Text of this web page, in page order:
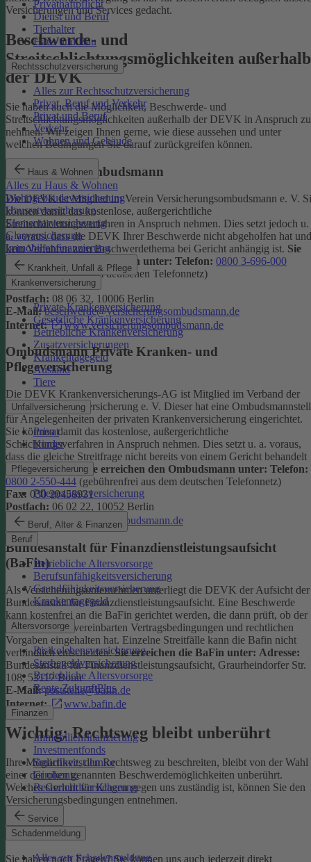
Privathaftpflicht
Dienst und Beruf
Tierhalter
Haus und Bau
Rechtsschutzversicherung
Alles zur Rechtsschutzversicherung
Privat, Beruf und Verkehr
Privat und Beruf
Verkehr
Wohnen und Gebäude
Haus & Wohnen
Alles zu Haus & Wohnen
Wohngebäudeversicherung
Hausratversicherung
Elementarversicherung
Glasversicherung
Immobilienfinanzierung
Krankheit, Unfall & Pflege
Krankenversicherung
Private Krankenversicherung
Gesetzliche Krankenversicherung
Betriebliche Krankenversicherung
Zusatzversicherungen
Krankentagegeld
Ausland
Tiere
Unfallversicherung
Privat
Kinder
Pflegeversicherung
Pflegezusatzversicherung
Beruf, Alter & Finanzen
Beruf
Betriebliche Altersvorsorge
Berufsunfähigkeitsversicherung
Grundfähigkeitsversicherung
Krankentagegeld
Altersvorsorge
Risikolebensversicherung
Sterbegeldversicherung
Betriebliche Altersvorsorge
Rente ZukunftPlus
Finanzen
Immobilienfinanzierung
Investmentfonds
SmartInvest Junior
Girokonto
Restschuldversicherung
Service
Schadenmeldung
Alles zur Schadenmeldung
Versicherungen und Services gedacht.
Beschwerde- und
Streitschlichtungsmöglichkeiten außerhalb
der DEVK
Sie haben auch die Möglichkeit, Beschwerde- und
Streitschlichtungsmöglichkeiten außerhalb der DEVK in Anspruch zu
nehmen. Wir zeigen Ihnen gerne, wie diese aussehen und unter
welchen Bedingungen Sie darauf zurückgreifen können.
Versicherungsombudsmann
Die DEVK ist Mitglied im Verein Versicherungsombudsmann e. V.
können damit das kostenlose, außergerichtliche
Streitschlichtungsverfahren in Anspruch nehmen. Dies setzt jedoch u.
a. voraus, dass die DEVK Ihrer Beschwerde nicht abgeholfen hat und
kein Verfahren zum Beschwerdethema bei Gericht anhängig ist. Sie
erreichen den Ombudsmann unter: Telefon: 0800 3-696-000
(gebührenfrei aus dem deutschen Telefonnetz)
Fax:0800 3-699-000
Postfach: 08 06 32, 10006 Berlin
E-Mail:beschwerde@versicherungsombudsmann.de
Internet:
www.versicherungsombudsmann.de
Ombudsmann Private Kranken- und
Pflegeversicherung
Die DEVK Krankenversicherungs-AG ist Mitglied im Verband der
privaten Krankenversicherung e. V. Dieser hat eine
für Angelegenheiten der privaten Krankenversicherung eingerichtet.
Sie können damit das kostenlose, außergerichtliche
Schlichtungsverfahren in Anspruch nehmen. Dies setzt u. a. voraus,
dass die gleiche Streitfrage nicht bereits von einem Gericht behandelt
wird oder wurde.Sie erreichen den Ombudsmann unter: Telefon:
0800 2-550-444 (gebührenfrei aus dem deutschen Telefonnetz)
Fax: 030 20458931
Postfach: 06 02 22, 10052 Berlin
Internet:
www.pkv-ombudsmann.de
Bundesanstalt für Finanzdienstleistungsaufsicht
(BaFin)
Als Versicherungsunternehmen unterliegt die DEVK der Aufsicht der
Bundesanstalt für Finanzdienstleistungsaufsicht. Eine Beschwerde
kann kostenfrei an die BaFin gerichtet werden, die dann prüft, ob der
Versicherer die vereinbarten Vertragsbedingungen und rechtlichen
Vorgaben eingehalten hat. Einzelne Streitfälle kann die Bafin nicht
verbindlich entscheiden.Sie erreichen die BaFin unter: Adresse:
Bundesanstalt für Finanzdienstleistungsaufsicht, Graurheindorfer Str.
108, 53117 Bonn
E-Mail: poststelle@bafin.de
Internet:
www.bafin.de
Wichtig: Rechtsweg bleibt unberührt
Ihre Möglichkeit, den Rechtsweg zu beschreiten, bleibt von der Wahl
einer der oben genannten Beschwerdemöglichkeiten unberührt.
Welches Gericht für Klagen gegen uns zuständig ist, können Sie den
Versicherungsbedingungen entnehmen.
Kontakt
Sie haben noch Fragen? Sie können uns auch jederzeit direkt